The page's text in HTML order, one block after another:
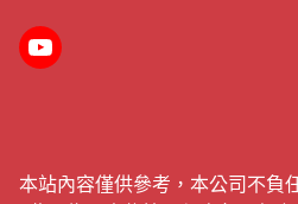
本站內容僅供參考，本公司不負